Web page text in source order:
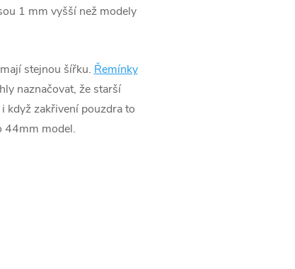
1 mm vyšší než modely
stejnou šířku. Řemínky
naznačovat, že starší
když zakřivení pouzdra to
44mm model.